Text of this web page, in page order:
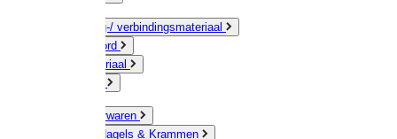
Verpakking-/ verbindingsmateriaal
Touw / Koord
Afdekmateriaal
Kleine ijzerwaren
Spijkers, Nagels & Krammen